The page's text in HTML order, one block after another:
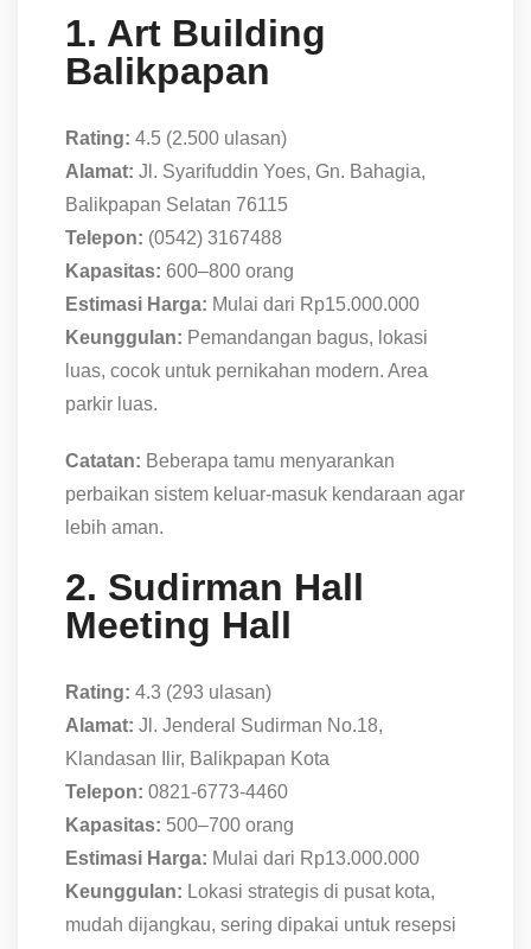
1. Art Building
Balikpapan
Rating: 4.5 (2.500 ulasan)
Alamat: Jl. Syarifuddin Yoes, Gn. Bahagia,
Balikpapan Selatan 76115
Telepon: (0542) 3167488
Kapasitas: 600–800 orang
Estimasi Harga: Mulai dari Rp15.000.000
Keunggulan: Pemandangan bagus, lokasi
luas, cocok untuk pernikahan modern. Area
parkir luas.
Catatan: Beberapa tamu menyarankan
perbaikan sistem keluar-masuk kendaraan agar
lebih aman.
2. Sudirman Hall
Meeting Hall
Rating: 4.3 (293 ulasan)
Alamat: Jl. Jenderal Sudirman No.18,
Klandasan Ilir, Balikpapan Kota
Telepon: 0821-6773-4460
Kapasitas: 500–700 orang
Estimasi Harga: Mulai dari Rp13.000.000
Keunggulan: Lokasi strategis di pusat kota,
mudah dijangkau, sering dipakai untuk resepsi